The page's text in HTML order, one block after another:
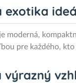
exotika
je moderná,
pre každého,
výrazný